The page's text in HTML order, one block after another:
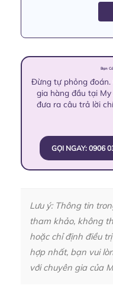
Bạn
Đừng tự phỏng đoán.
gia hàng đầu tại
đưa ra câu trả lời
GỌI NGAY: 0906
Lưu ý: Thông tin
tham khảo, không
hoặc chỉ định điều
hợp nhất, bạn vui
với chuyên gia của